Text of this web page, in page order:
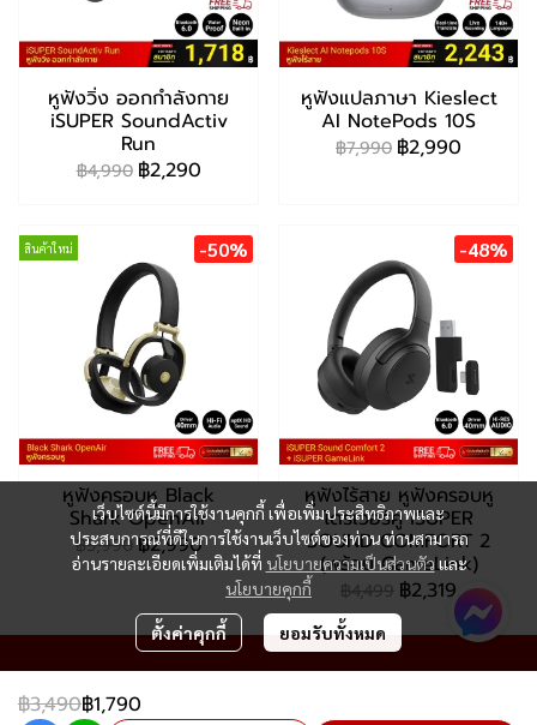
หูฟังวิ่ง ออกกำลังกาย
iSUPER SoundActiv
Run
฿4,990 ฿2,290
หูฟังแปลภาษา Kieslect
AI NotePods 10S
฿7,990 ฿2,990
สินค้าใหม่ -50%
หูฟังครอบหู Black
Shark OpenAir
฿5,990฿2,990
-48%
หูฟังไร้สาย หูฟังครอบหู
ไดร์เวอร์คู่ iSUPER
SOUND COMFORT 2
(พร้อม GameLink)
฿4,499 ฿2,319
฿3,490฿1,790
เว็บไซต์นี้มีการใช้งานคุกกี้ เพื่อเพิ่มประสิทธิภาพและ
ประสบการณ์ที่ดีในการใช้งานเว็บไซต์ของท่าน ท่านสามารถ
อ่านรายละเอียดเพิ่มเติมได้ที่ นโยบายความเป็นส่วนตัว และ
นโยบายคุกกี้
ตั้งค่าคุกกี้ ยอมรับทั้งหมด